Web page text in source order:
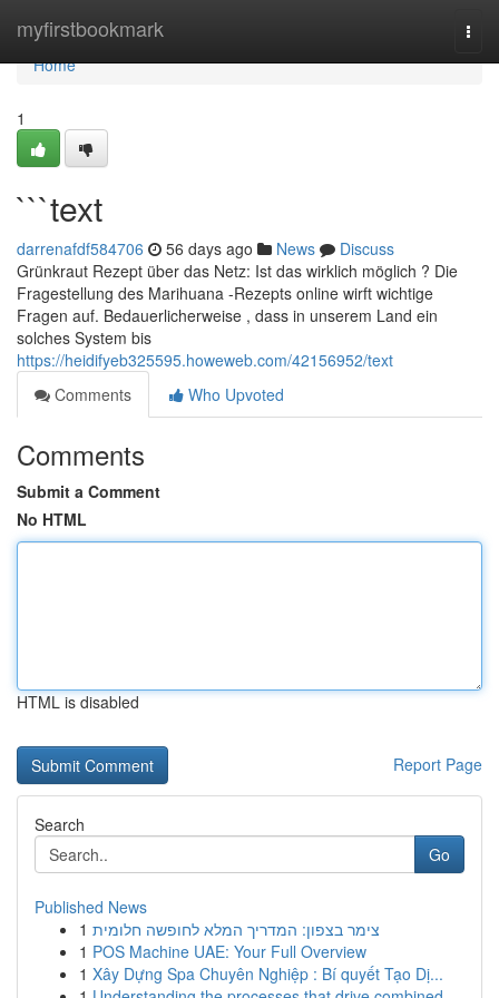
myfirstbookmark
Home
Home
1
```text
darrenafdf584706 56 days ago News
Discuss
Grünkraut Rezept über das Netz: Ist das wirklich möglich ? Die
Fragestellung des Marihuana -Rezepts online wirft wichtige
Fragen auf. Bedauerlicherweise , dass in unserem Land ein
solches System bis
https://heidifyeb325595.howeweb.com/42156952/text
Comments
Who Upvoted
Comments
Submit a Comment
No HTML
HTML is disabled
Report Page
Search
Go
Published News
1 צימר בצפון: המדריך המלא לחופשה חלומית
1 POS Machine UAE: Your Full Overview
1 Xây Dựng Spa Chuyên Nghiệp : Bí quyết Tạo Dị...